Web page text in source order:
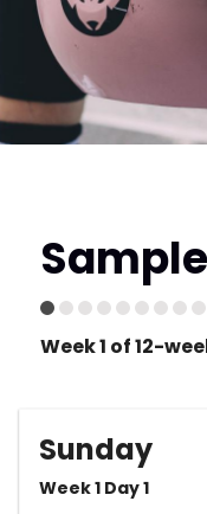
Week 1 of 12-
Sunday
Week 1 Day 1